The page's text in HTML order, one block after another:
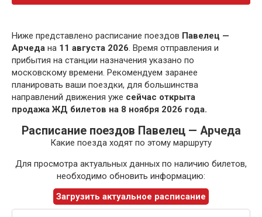
Ниже представлено расписание поездов Павелец —
Арчеда на 11 августа 2026. Время отправления и
прибытия на станции назначения указано по
московскому времени. Рекомендуем заранее
планировать ваши поездки, для большинства
направлений движения уже сейчас открыта
продажа ЖД билетов на 8 ноября 2026 года.
Расписание поездов Павелец — Арчеда
Какие поезда ходят по этому маршруту
Для просмотра актуальных данных по наличию билетов,
необходимо обновить информацию:
Загрузить актуальное расписание